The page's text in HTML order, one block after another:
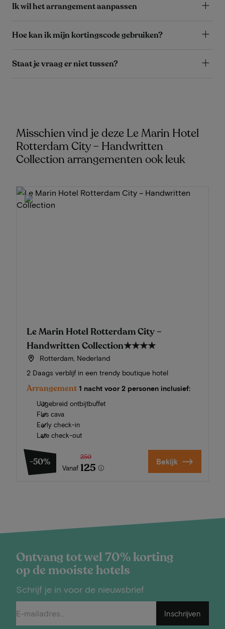
Ik wil het arrangement aanpassen
Hoe kan ik mijn kortingscode gebruiken?
Staat je vraag er niet tussen?
Misschien vind je deze Le Marin Hotel
Rotterdam City – Handwritten
Collection arrangementen ook leuk
Le Marin Hotel Rotterdam City –
Handwritten Collection★★★★
Rotterdam, Nederland
2 Daags verblijf in een trendy boutique hotel
Arrangement 1 nacht voor 2 personen inclusief:
Uitgebreid ontbijtbuffet
Fles cava
Early check-in
Late check-out
-50%
Vanaf
250
125 Bekijk
Ontvang tot wel 70% korting
op de mooiste hotels
Schrijf je in voor de nieuwsbrief
Inschrijven